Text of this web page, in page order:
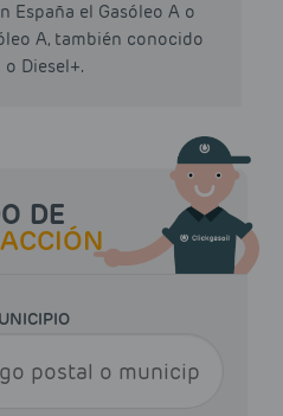
España el Gasóleo A o
A, también conocido
Diesel+.
DE